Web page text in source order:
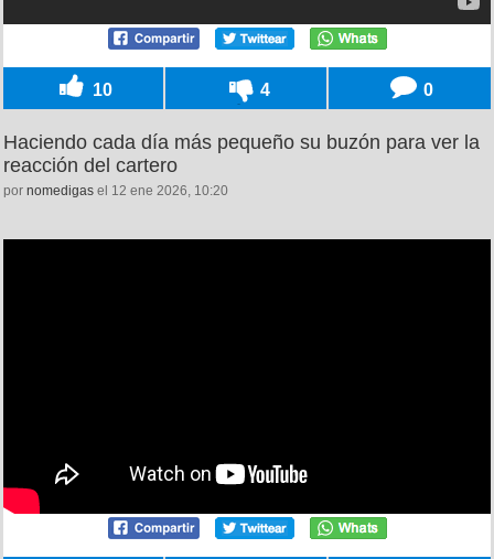
10 4 0
Haciendo cada día más pequeño su buzón para ver la
reacción del cartero
por nomedigas el 12 ene 2026, 10:20